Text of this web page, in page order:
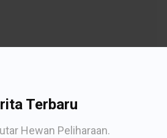
Terbaru
Hewan Peliharaan.